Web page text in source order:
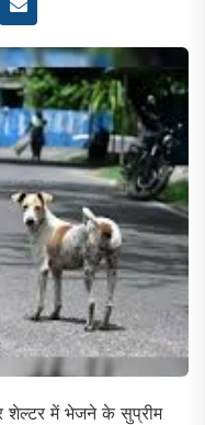
शेल्टर में भेजने के सुप्रीम